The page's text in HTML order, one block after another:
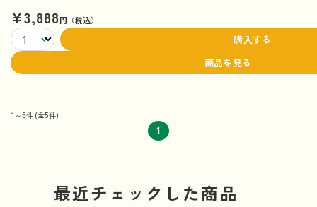
¥3,888円（税込）
購入する
商品を見る
1～5件 (全5件)
1
最近チェックした商品